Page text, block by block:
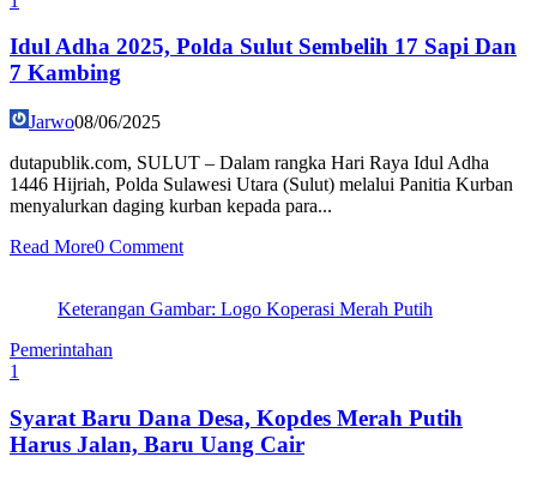
Idul Adha 2025, Polda Sulut Sembelih 17 Sapi Dan
7 Kambing
Jarwo08/06/2025
dutapublik.com, SULUT – Dalam rangka Hari Raya Idul Adha
1446 Hijriah, Polda Sulawesi Utara (Sulut) melalui Panitia Kurban
menyalurkan daging kurban kepada para...
Read More0 Comment
Keterangan Gambar: Logo Koperasi Merah Putih
Pemerintahan
1
Syarat Baru Dana Desa, Kopdes Merah Putih
Harus Jalan, Baru Uang Cair